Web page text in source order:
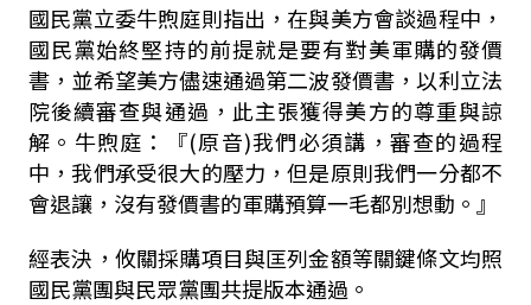
國民黨立委牛煦庭則指出，在與美方會談過程中，
國民黨始終堅持的前提就是要有對美軍購的發價
書，並希望美方儘速通過第二波發價書，以利立法
院後續審查與通過，此主張獲得美方的尊重與諒
解。牛煦庭：『(原音)我們必須講，審查的過程
中，我們承受很大的壓力，但是原則我們一分都不
會退讓，沒有發價書的軍購預算一毛都別想動。』
經表決，攸關採購項目與匡列金額等關鍵條文均照
國民黨團與民眾黨團共提版本通過。